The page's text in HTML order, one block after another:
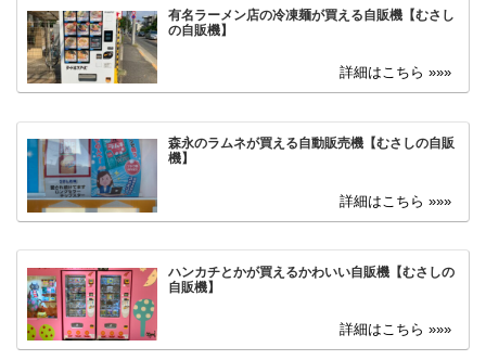
有名ラーメン店の冷凍麺が買える自販機【むさし
の自販機】
森永のラムネが買える自動販売機【むさしの自販
機】
ハンカチとかが買えるかわいい自販機【むさしの
自販機】